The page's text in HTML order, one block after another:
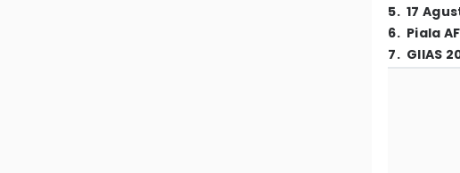
5. 17
6. Piala
7. GIIAS